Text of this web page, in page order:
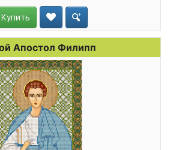
Купить
Апостол Филипп